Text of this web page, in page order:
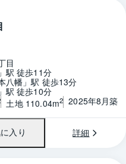
目
駅 徒歩11分
八幡」駅 徒歩13分
駅 徒歩10分
土地 110.04m2 2025年8月築
に入り 詳細
/ 0 間取り